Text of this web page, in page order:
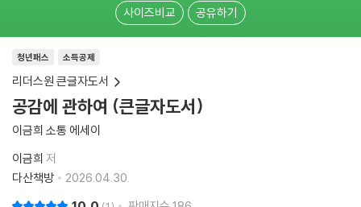
사이즈비교 공유하기
소득공제
청년패스
리더스원 큰글자도서
공감에 관하여 (큰글자도서)
이금희 소통 에세이
이금희 저
다산책방
2026.04.30.